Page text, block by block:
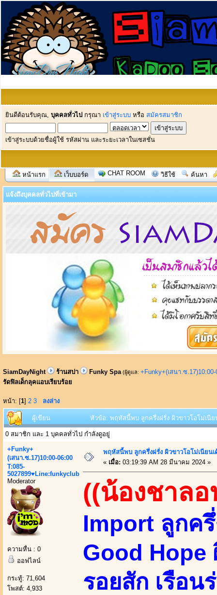
ยินดีต้อนรับคุณ, บุคคลทั่วไป กรุณา เข้าสู่ระบบ หรือ สมัครสมาชิก
เข้าสู่ระบบด้วยชื่อผู้ใช้ รหัสผ่าน และระยะเวลาในเซสชั่น
หน้าแรก เว็บบอร์ด CHAT ROOM วิธีใช้ ค้นหา
แจ้งถึงบุคคลทั่วไปที่เข้ามา
SiamDayNight ร้านสปา Funky Spa (ผู้ดูแล: +Funky+(เสนา.ซ
รัดฟิลเด็กลุคแอบเรียบร้อย
หน้า: [1] 2 3 ลงล่าง
ผู้เขียน หัวข้อ: พฤหัสนี้พบ ลูกครึ่งฝรั่ง ผิวขาวโอโม่เนี
0 สมาชิก และ 1 บุคคลทั่วไป กำลังดูอยู่
+Funky+
(เสนา.ซ.17)10:00-06:00
T:085-
5027899♥Line:funkyclub
Moderator
ความหื่น : 0
ออฟไลน์
กระทู้: 71,604
โพสต์: 4,933
พฤหัสนี้พบ ลูกครึ่งฝรั่ง ผิวขาวโอโม่เนียน
« เมื่อ: 03:19:39 AM 28 มีนาคม 2024 »
((น้องชาลอ
Import ลูกค
Good Hope
รอยสัก เรือ